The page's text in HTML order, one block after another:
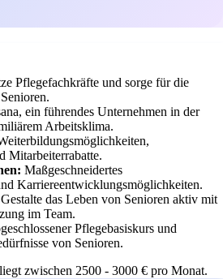
Pflegefachkräfte und sorge für die
ein führendes Unternehmen in der
Arbeitsklima.
Mitarbeiterrabatte.
Maßgeschneidertes
Karriereentwicklungsmöglichkeiten.
Gestalte das Leben von Senioren aktiv mit
im Team.
Pflegebasiskurs und
von Senioren.
zwischen 2500 - 3000 € pro Monat.